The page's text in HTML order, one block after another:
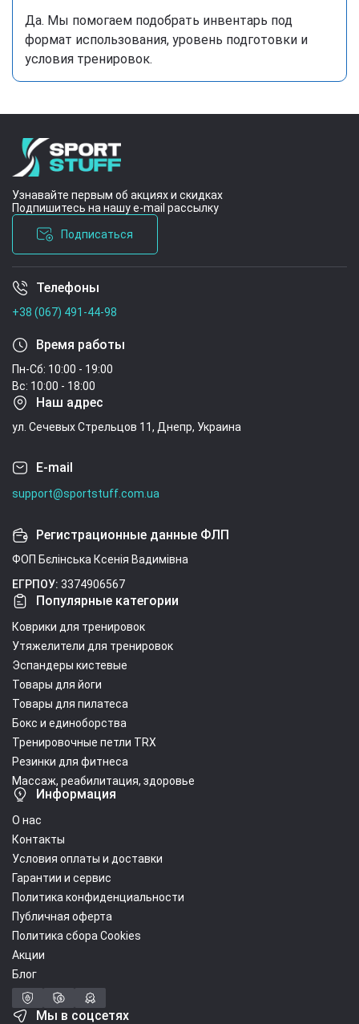
Да. Мы помогаем подобрать инвентарь под
формат использования, уровень подготовки и
условия тренировок.
Узнавайте первым об акциях и скидках
Подпишитесь на нашу e-mail рассылку
Подписаться
Условия соглашения
Телефоны
+38 (067) 491-44-98
Время работы
Пн-Сб: 10:00 - 19:00
Вс: 10:00 - 18:00
Наш адрес
ул. Сечевых Стрельцов 11, Днепр, Украина
E-mail
support@sportstuff.com.ua
Регистрационные данные ФЛП
ФОП Бєлінська Ксенія Вадимівна
ЕГРПОУ: 3374906567
Популярные категории
Коврики для тренировок
Утяжелители для тренировок
Эспандеры кистевые
Товары для йоги
Товары для пилатеса
Бокс и единоборства
Тренировочные петли TRX
Резинки для фитнеса
Массаж, реабилитация, здоровье
Информация
О нас
Контакты
Условия оплаты и доставки
Гарантии и сервис
Политика конфиденциальности
Публичная оферта
Политика сбора Cookies
Акции
Блог
Мы в соцсетях